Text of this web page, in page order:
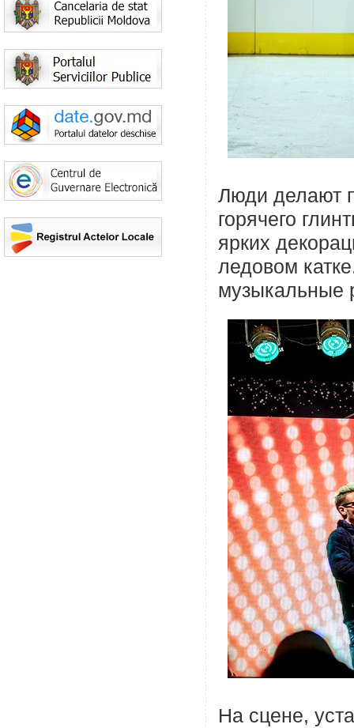
Люди делают
горячего
ярких
ледовом
музыкальные
На сцене,